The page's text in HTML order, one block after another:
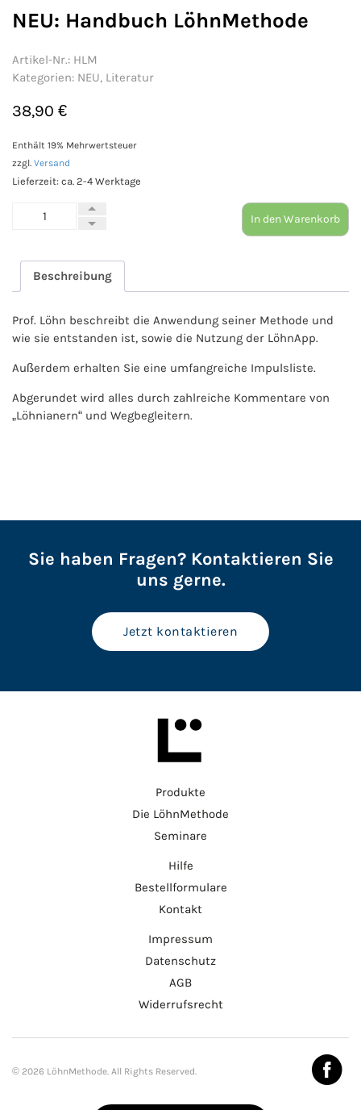
NEU: Handbuch LöhnMethode
Artikel-Nr.: HLM
Kategorien: NEU, Literatur
38,90 €
Enthält 19% Mehrwertsteuer
zzgl. Versand
Lieferzeit: ca. 2-4 Werktage
Menge
In den Warenkorb
Beschreibung
Prof. Löhn beschreibt die Anwendung seiner Methode und
wie sie entstanden ist, sowie die Nutzung der LöhnApp.
Außerdem erhalten Sie eine umfangreiche Impulsliste.
Abgerundet wird alles durch zahlreiche Kommentare von
„Löhnianern“ und Wegbegleitern.
Sie haben Fragen? Kontaktieren Sie
uns gerne.
Jetzt kontaktieren
Produkte
Die LöhnMethode
Seminare
Hilfe
Bestellformulare
Kontakt
Impressum
Datenschutz
AGB
Widerrufsrecht
© 2026 LöhnMethode. All Rights Reserved.